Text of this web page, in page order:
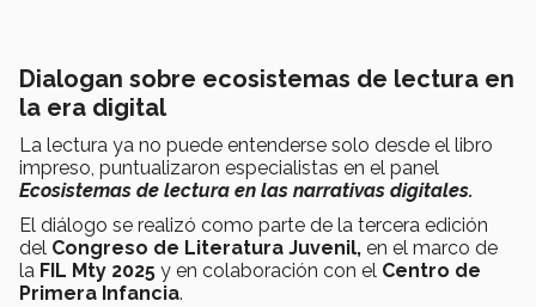
Dialogan sobre ecosistemas de lectura en
la era digital
La lectura ya no puede entenderse solo desde el libro
impreso, puntualizaron especialistas en el panel
Ecosistemas de lectura en las narrativas digitales.
El diálogo se realizó como parte de la tercera edición
del Congreso de Literatura Juvenil, en el marco de
la FIL Mty 2025 y en colaboración con el Centro de
Primera Infancia.